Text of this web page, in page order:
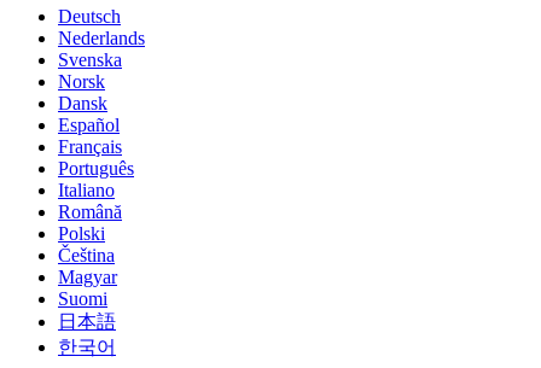
Deutsch
Nederlands
Svenska
Norsk
Dansk
Español
Français
Português
Italiano
Română
Polski
Čeština
Magyar
Suomi
日本語
한국어